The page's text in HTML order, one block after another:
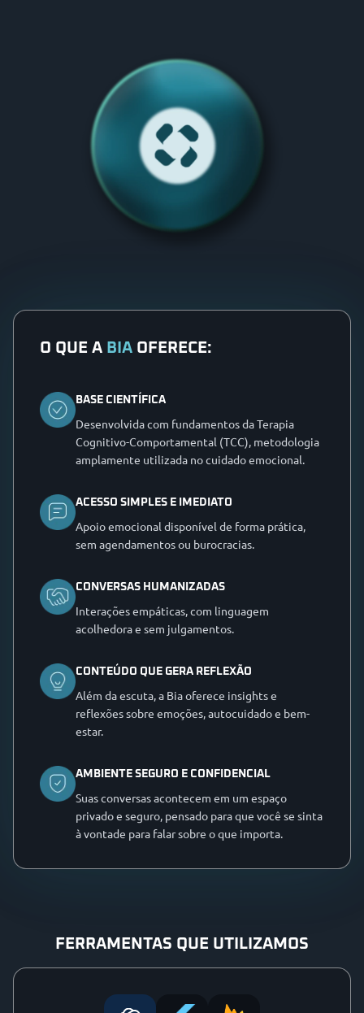
O QUE A BIA OFERECE:
BASE CIENTÍFICA
Desenvolvida com fundamentos da Terapia
Cognitivo-Comportamental (TCC), metodologia
amplamente utilizada no cuidado emocional.
ACESSO SIMPLES E IMEDIATO
Apoio emocional disponível de forma prática,
sem agendamentos ou burocracias.
CONVERSAS HUMANIZADAS
Interações empáticas, com linguagem
acolhedora e sem julgamentos.
CONTEÚDO QUE GERA REFLEXÃO
Além da escuta, a Bia oferece insights e
reflexões sobre emoções, autocuidado e bem-
estar.
AMBIENTE SEGURO E CONFIDENCIAL
Suas conversas acontecem em um espaço
privado e seguro, pensado para que você se sinta
à vontade para falar sobre o que importa.
FERRAMENTAS QUE UTILIZAMOS